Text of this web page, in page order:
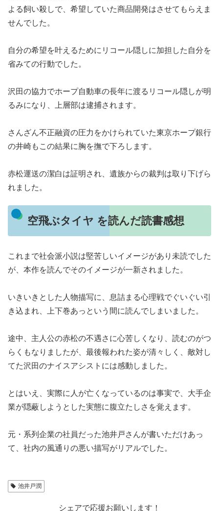
よる飼い殺しで、希望していた商品開発はさせてもらえま
せんでした。
自分の希望を叶えるためにリコール隠しに加担した自分を
省みての行動でした。
沢田の協力でホープ自動車の長年に渡るリコール隠しが明
るみになり、上層部は逮捕されます。
さんざん不正融資の圧力をかけられていた東京ホープ銀行
の井崎もこの結果に胸を撫で下ろします。
赤松運送の潔白は証明され、遺族からの裁判は取り下げら
れました。
空飛ぶタイヤ を読んだ読書感想
これまで社会派小説は堅苦しいイメージがあり未読でした
が、本作を読んでそのイメージが一新されました。
いきいきとした人物描写に、息詰まる心理戦でぐいぐい引
き込まれ、上下巻あっという間に読んでしまいました。
途中、主人公の赤松の不遇さに心苦しくなり、読むのがつ
らくもなりましたが、最後報われた姿が清々しく、敵対し
てた沢田のナイスアシストには感動しました。
とはいえ、実際に人が亡くなっているのは事実で、大手企
業が隠蔽しようとした実態に腹立たしさを覚えます。
元・系列企業の社員だった池井戸さんが書いただけあっ
て、社内の風通りの悪い描写がリアルでした。
池井戸潤
シェアで応援お願いします！